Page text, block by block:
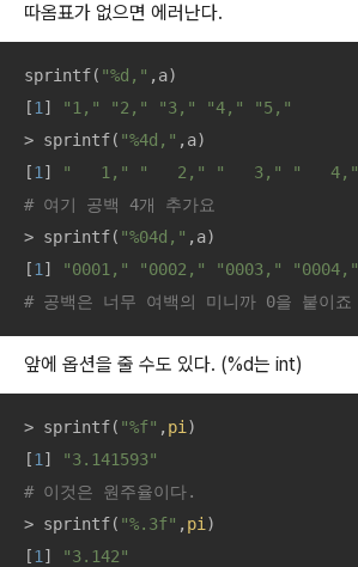
따옴표가 없으면 에러난다.
sprintf( "%d," ,a)
[1 ] "1," "2," "3," "4,"
"5,"
> sprintf( "%4d," ,a)
[1 ] "   1," "   2," "   3," "   4,"
# 여기 공백 4개 추가요
> sprintf( "%04d," ,a)
[1 ] "0001," "0002," "0003," "0004,"
# 공백은 너무 여백의 미니까 0을 붙이죠
앞에 옵션을 줄 수도 있다. (%d는 int)
> sprintf( "%f" , pi )
[1 ]
"3.141593"
# 이것은 원주율이다.
> sprintf( "%.3f" , pi )
[1 ]
"3.142"